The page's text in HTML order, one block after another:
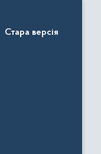
Стара версія